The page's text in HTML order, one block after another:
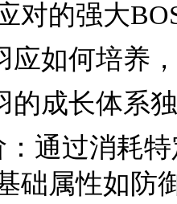
对的强大
应如何培养
的成长体系
：通过消耗
础属性如防